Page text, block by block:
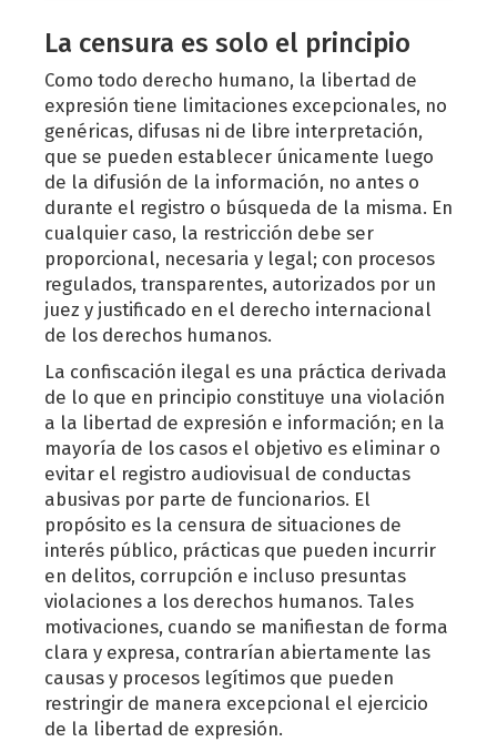
La censura es solo el principio
Como todo derecho humano, la libertad de
expresión tiene limitaciones excepcionales, no
genéricas, difusas ni de libre interpretación,
que se pueden establecer únicamente luego
de la difusión de la información, no antes o
durante el registro o búsqueda de la misma. En
cualquier caso, la restricción debe ser
proporcional, necesaria y legal; con procesos
regulados, transparentes, autorizados por un
juez y justificado en el derecho internacional
de los derechos humanos.
La confiscación ilegal es una práctica derivada
de lo que en principio constituye una violación
a la libertad de expresión e información; en la
mayoría de los casos el objetivo es eliminar o
evitar el registro audiovisual de conductas
abusivas por parte de funcionarios. El
propósito es la censura de situaciones de
interés público, prácticas que pueden incurrir
en delitos, corrupción e incluso presuntas
violaciones a los derechos humanos. Tales
motivaciones, cuando se manifiestan de forma
clara y expresa, contrarían abiertamente las
causas y procesos legítimos que pueden
restringir de manera excepcional el ejercicio
de la libertad de expresión.